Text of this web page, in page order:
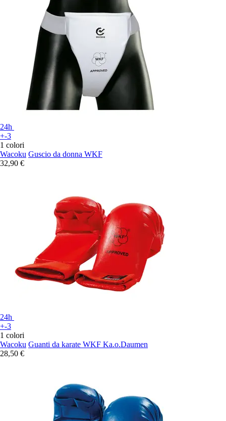
24h
+-3
1 colori
Wacoku Guscio da donna WKF
32,90 €
24h
+-3
1 colori
Wacoku Guanti da karate WKF Ka.o.Daumen
28,50 €